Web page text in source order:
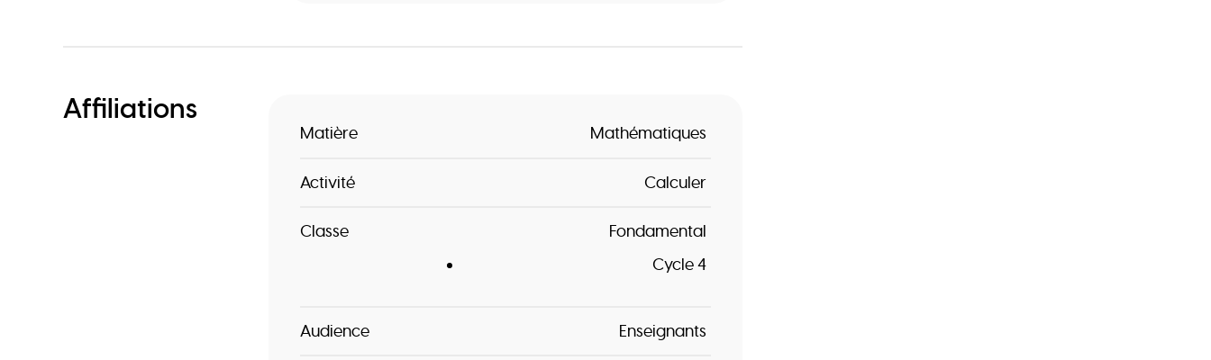
Affiliations
Matière Mathématiques
Activité Calculer
Classe
Fondamental
Cycle 4
Audience Enseignants